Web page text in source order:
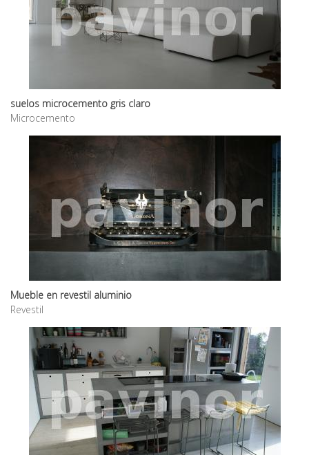
suelos microcemento gris claro
Microcemento
Mueble en revestil aluminio
Revestil